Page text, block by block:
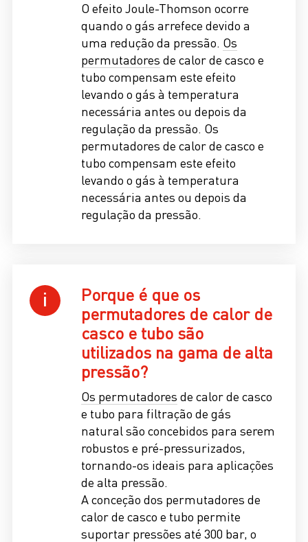
O efeito Joule-Thomson ocorre
quando o gás arrefece devido a
uma redução da pressão. Os
permutadores de calor de casco e
tubo compensam este efeito
levando o gás à temperatura
necessária antes ou depois da
regulação da pressão. Os
permutadores de calor de casco e
tubo compensam este efeito
levando o gás à temperatura
necessária antes ou depois da
regulação da pressão.
Porque é que os
permutadores de calor de
casco e tubo são
utilizados na gama de alta
pressão?
Os permutadores de calor de casco
e tubo para filtração de gás
natural são concebidos para serem
robustos e pré-pressurizados,
tornando-os ideais para aplicações
de alta pressão.
A conceção dos permutadores de
calor de casco e tubo permite
suportar pressões até 300 bar, o